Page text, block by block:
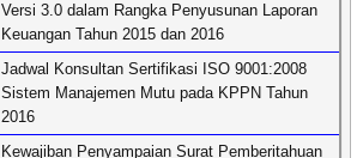
Versi 3.0 dalam Rangka Penyusunan Laporan
Keuangan Tahun 2015 dan 2016
Jadwal Konsultan Sertifikasi ISO 9001:2008
Sistem Manajemen Mutu pada KPPN Tahun
2016
Kewajiban Penyampaian Surat Pemberitahuan